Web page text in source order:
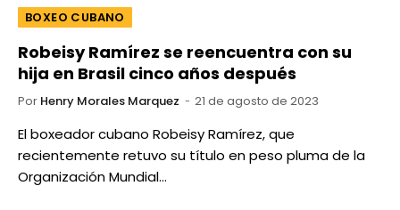
BOXEO CUBANO
Robeisy Ramírez se reencuentra con su
hija en Brasil cinco años después
Por Henry Morales Marquez 21 de agosto de 2023
El boxeador cubano Robeisy Ramírez, que
recientemente retuvo su título en peso pluma de la
Organización Mundial…